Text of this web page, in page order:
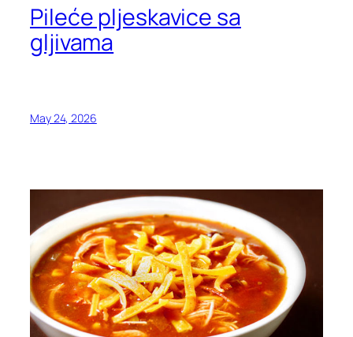
Pileće pljeskavice sa
gljivama
May 24, 2026